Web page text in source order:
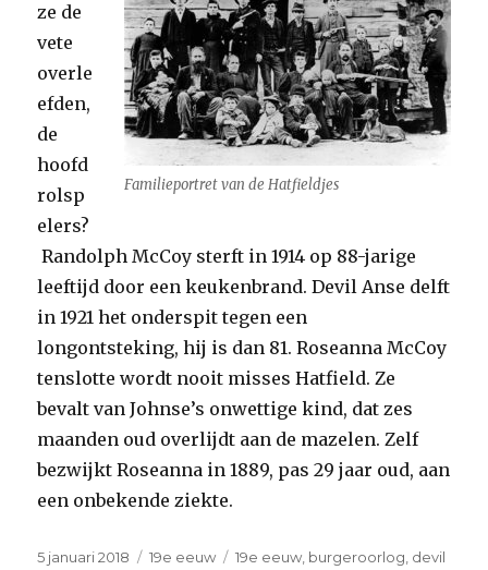
Familieportret van de Hatfieldjes
ze de
vete
overle
efden,
de
hoofd
rolsp
elers?
Randolph McCoy sterft in 1914 op 88-jarige
leeftijd door een keukenbrand. Devil Anse delft
in 1921 het onderspit tegen een
longontsteking, hij is dan 81. Roseanna McCoy
tenslotte wordt nooit misses Hatfield. Ze
bevalt van Johnse’s onwettige kind, dat zes
maanden oud overlijdt aan de mazelen. Zelf
bezwijkt Roseanna in 1889, pas 29 jaar oud, aan
een onbekende ziekte.
Geplaatst
5 januari 2018 Categorieën
19e eeuw Tags
19e eeuw, burgeroorlog, devil